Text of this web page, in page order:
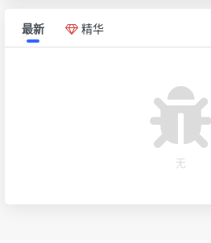
最新 精华
无